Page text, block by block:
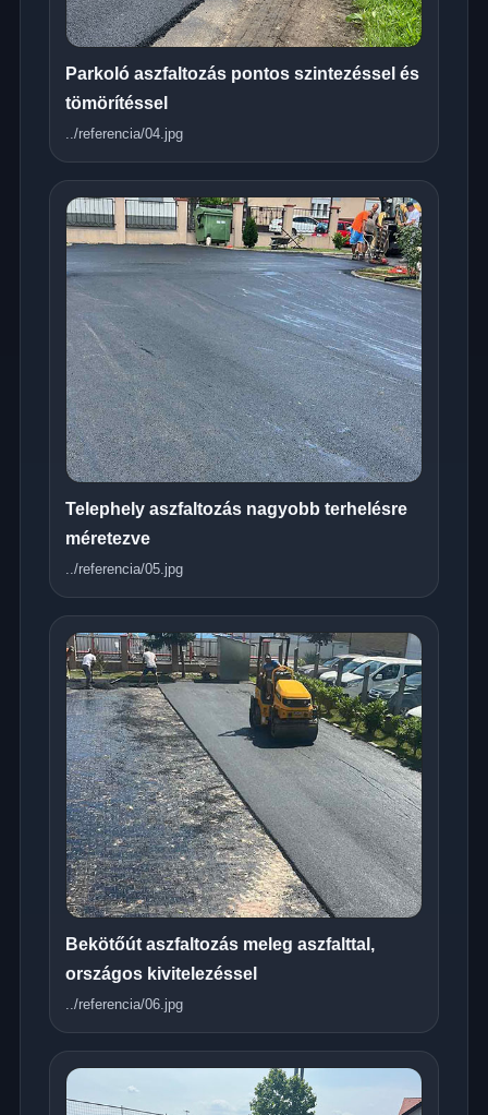
Parkoló aszfaltozás pontos szintezéssel és
tömörítéssel
../referencia/04.jpg
Telephely aszfaltozás nagyobb terhelésre
méretezve
../referencia/05.jpg
Bekötőút aszfaltozás meleg aszfalttal,
országos kivitelezéssel
../referencia/06.jpg